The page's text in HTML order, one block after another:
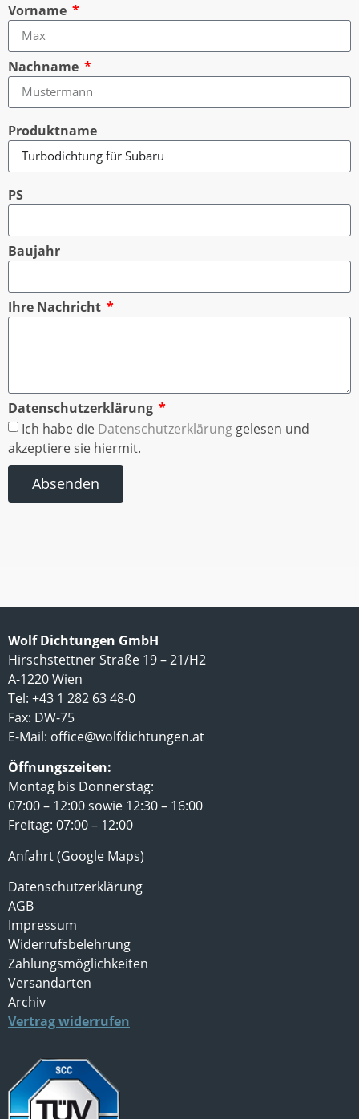
Vorname
Nachname
Produktname
PS
Baujahr
Ihre Nachricht
Datenschutzerklärung
Ich habe die Datenschutzerklärung gelesen und
akzeptiere sie hiermit.
Absenden
Wolf Dichtungen GmbH
Hirschstettner Straße 19 – 21/H2
A-1220 Wien
Tel: +43 1 282 63 48-0
Fax: DW-75
E-Mail: office@wolfdichtungen.at
Öffnungszeiten:
Montag bis Donnerstag:
07:00 – 12:00 sowie 12:30 – 16:00
Freitag: 07:00 – 12:00
Anfahrt (Google Maps)
Datenschutzerklärung
AGB
Impressum
Widerrufsbelehrung
Zahlungsmöglichkeiten
Versandarten
Archiv
Vertrag widerrufen